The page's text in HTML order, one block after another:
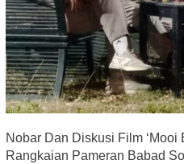
Nobar Dan Diskusi Film ‘Mooi
Rangkaian Pameran Babad